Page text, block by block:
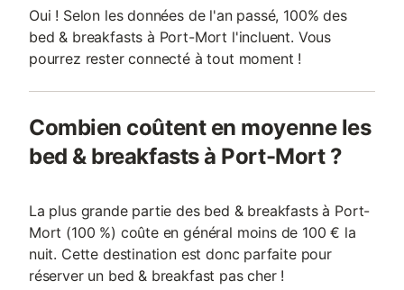
Oui ! Selon les données de l'an passé, 100% des
bed & breakfasts à Port-Mort l'incluent. Vous
pourrez rester connecté à tout moment !
Combien coûtent en moyenne les
bed & breakfasts à Port-Mort ?
La plus grande partie des bed & breakfasts à Port-
Mort (100 %) coûte en général moins de 100 € la
nuit. Cette destination est donc parfaite pour
réserver un bed & breakfast pas cher !